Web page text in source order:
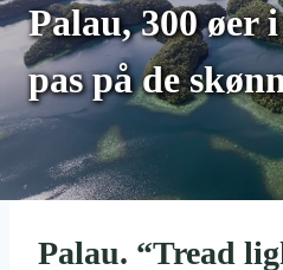
Palau, 300 øer
pas på de
Palau. “Tread